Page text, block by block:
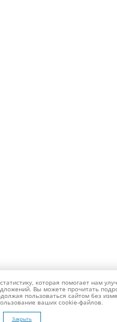
которая помогает нам
Вы можете прочитать
пользоваться сайтом без
ваших cookie-файлов.